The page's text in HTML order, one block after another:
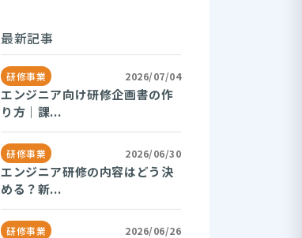
最新記事
研修事業 2026/07/04
エンジニア向け研修企画書の作
り方｜課...
研修事業 2026/06/30
エンジニア研修の内容はどう決
める？新...
研修事業 2026/06/26